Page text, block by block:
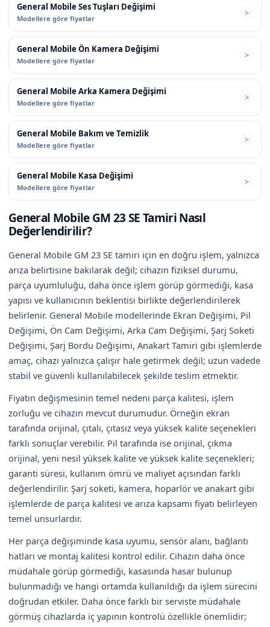
General Mobile Ses Tuşları Değişimi
Modellere göre fiyatlar
General Mobile Ön Kamera Değişimi
Modellere göre fiyatlar
General Mobile Arka Kamera Değişimi
Modellere göre fiyatlar
General Mobile Bakım ve Temizlik
Modellere göre fiyatlar
General Mobile Kasa Değişimi
Modellere göre fiyatlar
General Mobile GM 23 SE Tamiri Nasıl
Değerlendirilir?
General Mobile GM 23 SE tamiri için en doğru işlem, yalnızca
arıza belirtisine bakılarak değil; cihazın fiziksel durumu,
parça uyumluluğu, daha önce işlem görüp görmediği, kasa
yapısı ve kullanıcının beklentisi birlikte değerlendirilerek
belirlenir. General Mobile modellerinde Ekran Değişimi, Pil
Değişimi, Ön Cam Değişimi, Arka Cam Değişimi, Şarj Soketi
Değişimi, Şarj Bordu Değişimi, Anakart Tamiri gibi işlemlerde
amaç, cihazı yalnızca çalışır hale getirmek değil; uzun vadede
stabil ve güvenli kullanılabilecek şekilde teslim etmektir.
Fiyatın değişmesinin temel nedeni parça kalitesi, işlem
zorluğu ve cihazın mevcut durumudur. Örneğin ekran
tarafında orijinal, çıtalı, çıtasız veya yüksek kalite seçenekleri
farklı sonuçlar verebilir. Pil tarafında ise orijinal, çıkma
orijinal, yeni nesil yüksek kalite ve yüksek kalite seçenekleri;
garanti süresi, kullanım ömrü ve maliyet açısından farklı
değerlendirilir. Şarj soketi, kamera, hoparlör ve anakart gibi
işlemlerde de parça kalitesi ve arıza kapsamı fiyatı belirleyen
temel unsurlardır.
Her parça değişiminde kasa uyumu, sensör alanı, bağlantı
hatları ve montaj kalitesi kontrol edilir. Cihazın daha önce
müdahale görüp görmediği, kasasında hasar bulunup
bulunmadığı ve hangi ortamda kullanıldığı da işlem sürecini
doğrudan etkiler. Daha önce farklı bir serviste müdahale
görmüş cihazlarda iç yapının kontrolü özellikle önemlidir;